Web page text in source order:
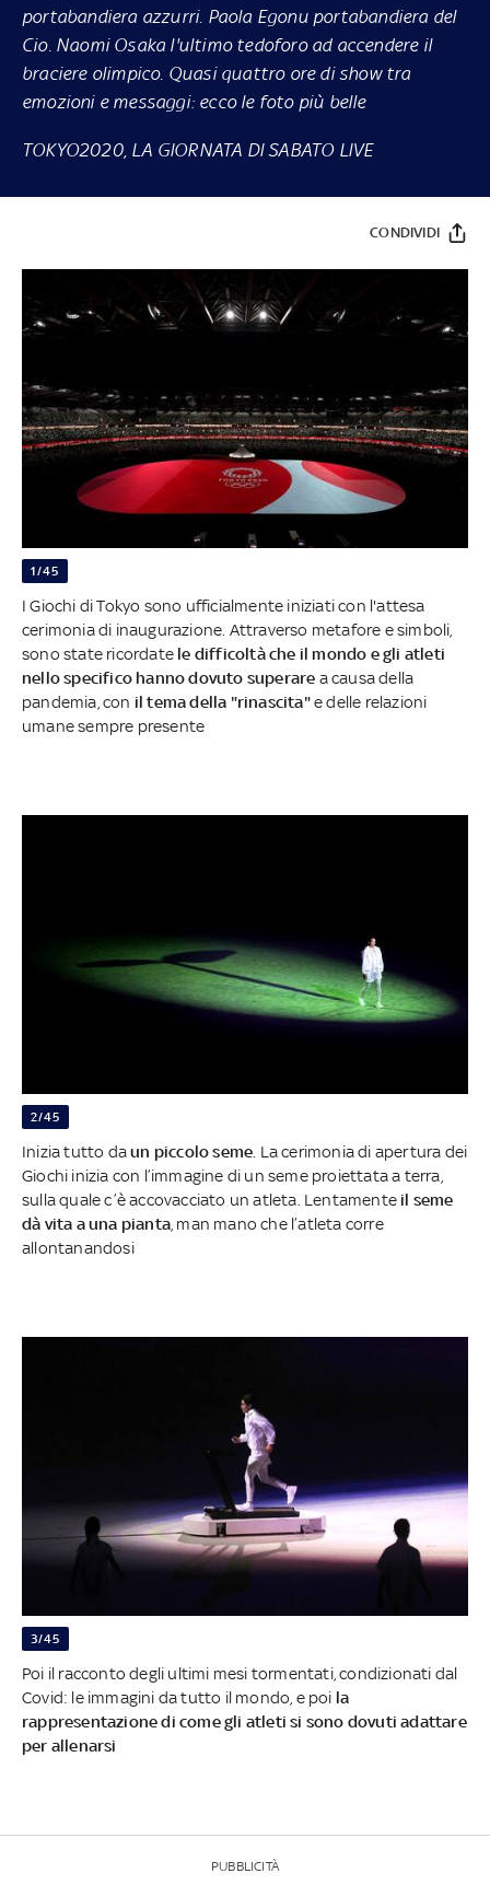
portabandiera azzurri. Paola Egonu portabandiera del
Cio. Naomi Osaka l'ultimo tedoforo ad accendere il
braciere olimpico. Quasi quattro ore di show tra
emozioni e messaggi: ecco le foto più belle
TOKYO2020, LA GIORNATA DI SABATO LIVE
CONDIVIDI
1/45
I Giochi di Tokyo sono ufficialmente iniziati con l'attesa
cerimonia di inaugurazione. Attraverso metafore e simboli,
sono state ricordate le difficoltà che il mondo e gli atleti
nello specifico hanno dovuto superare a causa della
pandemia, con il tema della "rinascita"e delle relazioni
umane sempre presente
2/45
Inizia tutto daun piccolo seme . La cerimonia di apertura dei
Giochi inizia con l’immagine di un seme proiettata a terra,
sulla quale c’è accovacciato un atleta. Lentamente il seme
dà vita a una pianta , man mano che l’atleta corre
allontanandosi
3/45
Poi il racconto degli ultimi mesi tormentati, condizionati dal
Covid: le immagini da tutto il mondo, e poi la
rappresentazione di come gli atleti si sono dovuti adattare
per allenarsi
PUBBLICITÀ